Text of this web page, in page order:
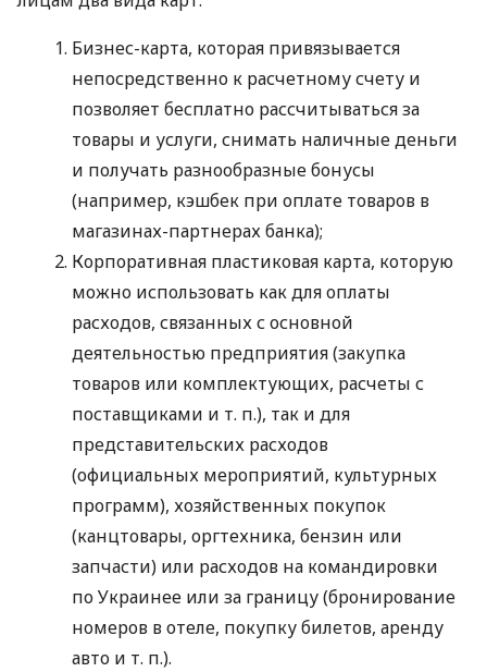
Бизнес-карта, которая привязывается
непосредственно к расчетному счету и
позволяет бесплатно рассчитываться за
товары и услуги, снимать наличные деньги
и получать разнообразные бонусы
(например, кэшбек при оплате товаров в
магазинах-партнерах банка);
Корпоративная пластиковая карта, которую
можно использовать как для оплаты
расходов, связанных с основной
деятельностью предприятия (закупка
товаров или комплектующих, расчеты с
поставщиками и т. п.), так и для
представительских расходов
(официальных мероприятий, культурных
программ), хозяйственных покупок
(канцтовары, оргтехника, бензин или
запчасти) или расходов на командировки
по Украинее или за границу (бронирование
номеров в отеле, покупку билетов, аренду
авто и т. п.).